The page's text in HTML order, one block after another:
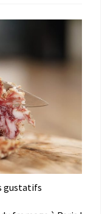
gustatifs